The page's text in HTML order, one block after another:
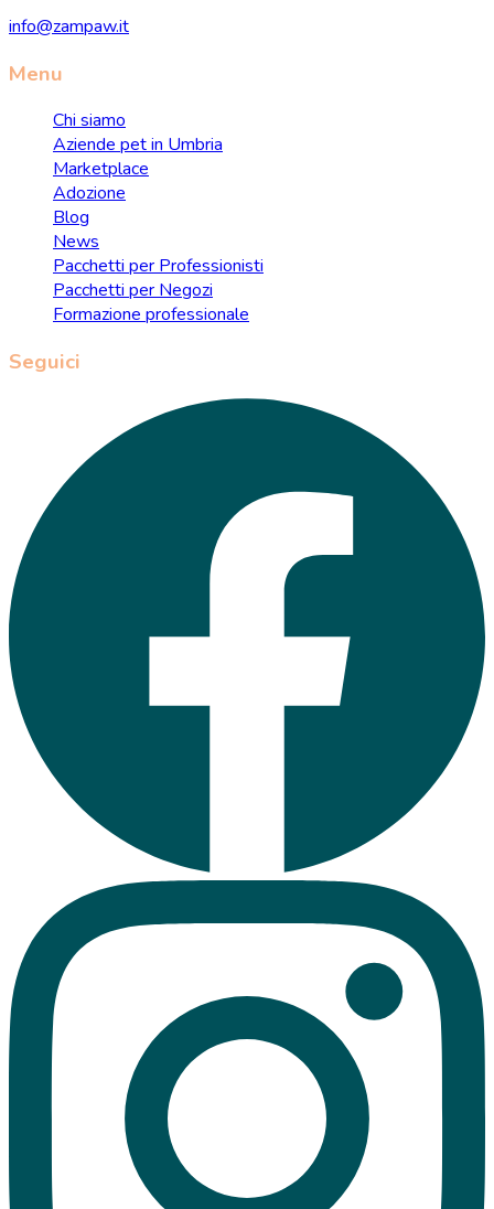
info@zampaw.it
Menu
Chi siamo
Aziende pet in Umbria
Marketplace
Adozione
Blog
News
Pacchetti per Professionisti
Pacchetti per Negozi
Formazione professionale
Seguici